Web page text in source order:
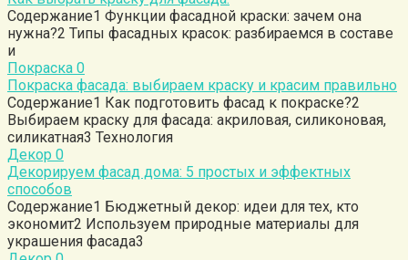
Содержание1 Функции фасадной краски: зачем она
нужна?2 Типы фасадных красок: разбираемся в составе
и
Покраска 0
Покраска фасада: выбираем краску и красим правильно
Содержание1 Как подготовить фасад к покраске?2
Выбираем краску для фасада: акриловая, силиконовая,
силикатная3 Технология
Декор 0
Декорируем фасад дома: 5 простых и эффектных
способов
Содержание1 Бюджетный декор: идеи для тех, кто
экономит2 Используем природные материалы для
украшения фасада3